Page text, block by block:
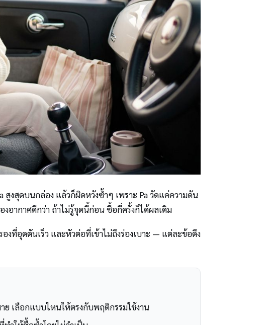
งสุดบนกล่อง แล้วก็ผิดหวังซ้ำๆ เพราะ Pa วัดแค่ความดัน
อากาศดีกว่า ถ้าไม่รู้จุดนี้ก่อน ซื้อกี่ครั้งก็ได้ผลเดิม
ที่อุดตันเร็ว และหัวต่อที่เข้าไม่ถึงร่องเบาะ — แต่ละข้อดึง
ย เลือกแบบไหนให้ตรงกับพฤติกรรมใช้งาน